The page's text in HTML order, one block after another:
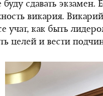
буду сдавать
викария.
учат, как быть
целей и вести